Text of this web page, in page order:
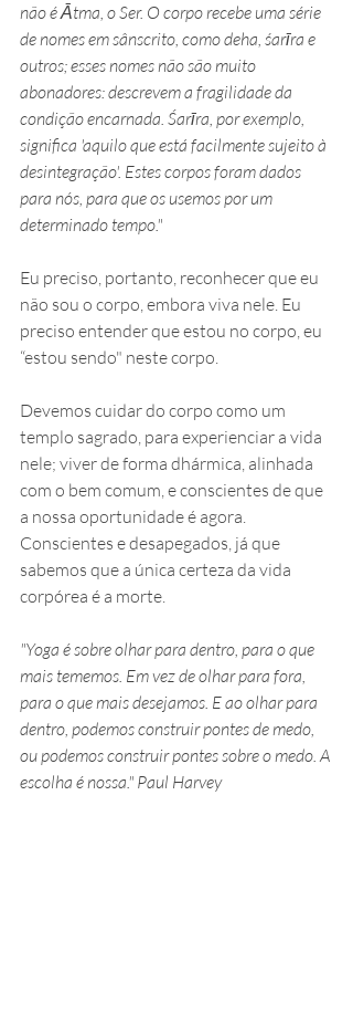
não é Ātma, o Ser. O corpo recebe uma série
de nomes em sânscrito, como deha, śarīra e
outros; esses nomes não são muito
abonadores: descrevem a fragilidade da
condição encarnada. Śarīra, por exemplo,
significa 'aquilo que está facilmente sujeito à
desintegração'. Estes corpos foram dados
para nós, para que os usemos por um
determinado tempo."
Eu preciso, portanto, reconhecer que eu
não sou o corpo, embora viva nele. Eu
preciso entender que estou no corpo, eu
“estou sendo" neste corpo.
Devemos cuidar do corpo como um
templo sagrado, para experienciar a vida
nele; viver de forma dhármica, alinhada
com o bem comum, e conscientes de que
a nossa oportunidade é agora.
Conscientes e desapegados, já que
sabemos que a única certeza da vida
corpórea é a morte.
"Yoga é sobre olhar para dentro, para o que
mais tememos. Em vez de olhar para fora,
para o que mais desejamos. E ao olhar para
dentro, podemos construir pontes de medo,
ou podemos construir pontes sobre o medo. A
escolha é nossa." Paul Harvey